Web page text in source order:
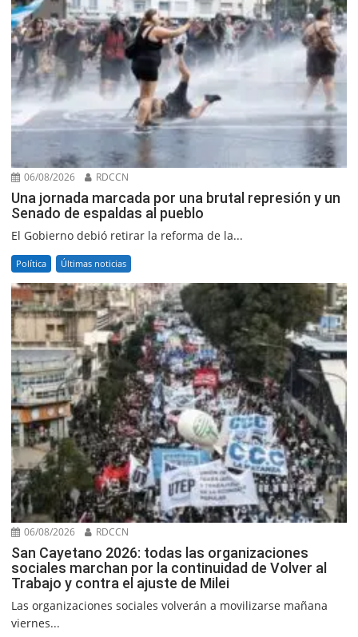
06/08/2026 RDCCN
Una jornada marcada por una brutal represión y un
Senado de espaldas al pueblo
El Gobierno debió retirar la reforma de la...
Política Últimas noticias
06/08/2026 RDCCN
San Cayetano 2026: todas las organizaciones
sociales marchan por la continuidad de Volver al
Trabajo y contra el ajuste de Milei
Las organizaciones sociales volverán a movilizarse mañana
viernes...